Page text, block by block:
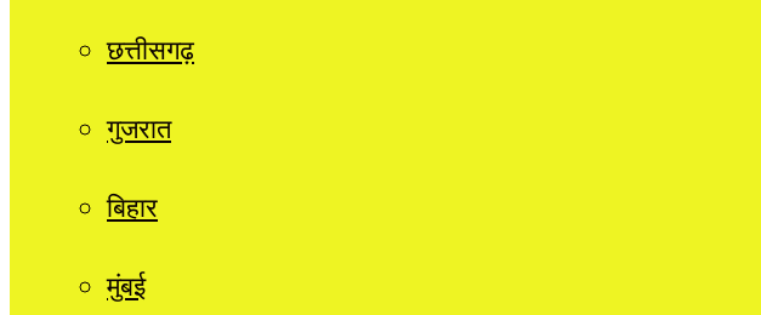
छत्तीसगढ़
गुजरात
बिहार
मुंबई